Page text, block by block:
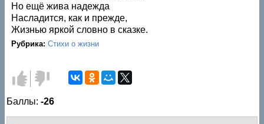
Но ещё жива надежда
Насладится, как и прежде,
Жизнью яркой словно в сказке.
Рубрика:Стихи о жизни
Голос за!
Голос
против!
Баллы:-26